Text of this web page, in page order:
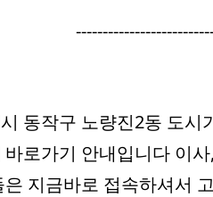
동작구 노량진2동 도시
바로가기 안내입니다 이
지금바로 접속하셔서